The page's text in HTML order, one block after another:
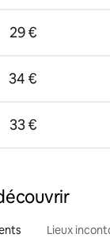
29 €
34 €
33 €
Lieux